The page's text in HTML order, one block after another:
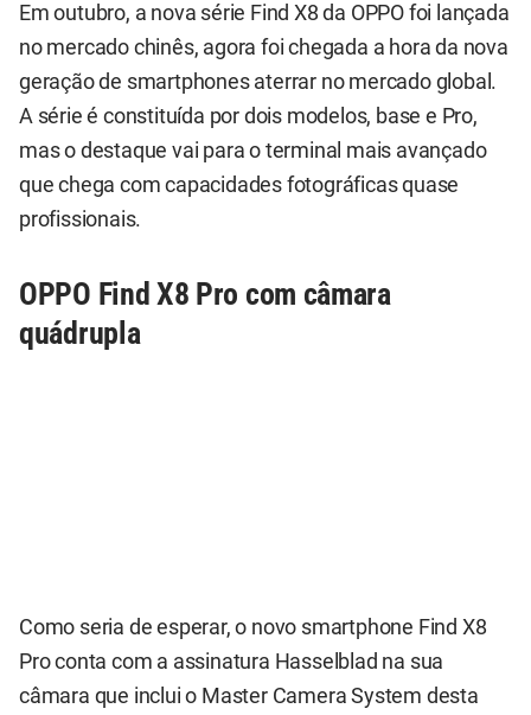
Em outubro, a nova série Find X8 da OPPO foi lançada
no mercado chinês, agora foi chegada a hora da nova
geração de smartphones aterrar no mercado global.
A série é constituída por dois modelos, base e Pro,
mas o destaque vai para o terminal mais avançado
que chega com capacidades fotográficas quase
profissionais.
OPPO Find X8 Pro com câmara
quádrupla
Como seria de esperar, o novo smartphone Find X8
Pro conta com a assinatura Hasselblad na sua
câmara que inclui o Master Camera System desta